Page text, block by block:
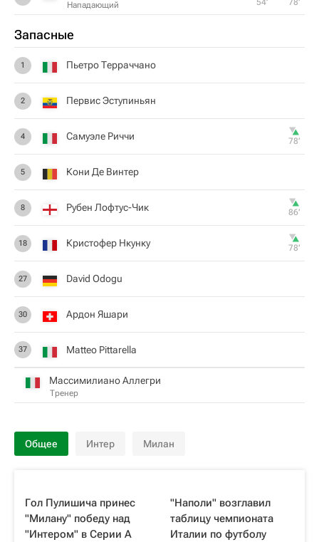
Нападающий
Запасные
1 Пьетро Терраччано
2 Первис Эступиньян
4 Самуэле Риччи 78‎’‎
5 Кони Де Винтер
8 Рубен Лофтус-Чик 86‎’‎
18 Кристофер Нкунку 78‎’‎
27 David Odogu
30 Ардон Яшари
37 Matteo Pittarella
Массимилиано Аллегри
Тренер
Общее Интер Милан
Гол Пулишича принес
"Милану" победу над
"Интером" в Серии А
"Наполи" возглавил
таблицу чемпионата
Италии по футболу